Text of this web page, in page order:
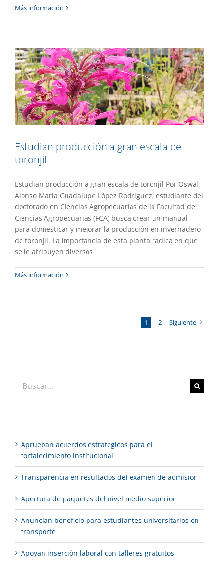
Más información
Estudian producción a gran escala de
Estudian producción a gran escala de
toronjil
Estudian producción a gran escala de toronjil Por Oswal
Alonso María Guadalupe López Rodríguez, estudiante del
doctorado en Ciencias Agropecuarias de la Facultad de
Ciencias Agropecuarias (FCA) busca crear un manual
para domesticar y mejorar la producción en invernadero
de toronjil. La importancia de esta planta radica en que
se le atribuyen diversos
Más información
1 2 Siguiente
Buscar:
Aprueban acuerdos estratégicos para el
fortalecimiento institucional
Transparencia en resultados del examen de admisión
Apertura de paquetes del nivel medio superior
Anuncian beneficio para estudiantes universitarios en
transporte
Apoyan inserción laboral con talleres gratuitos